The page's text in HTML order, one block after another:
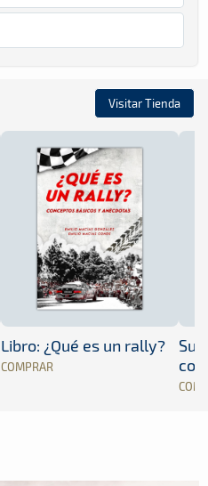
Visitar Tienda
Libro: ¿Qué es un rally?
COMPRAR